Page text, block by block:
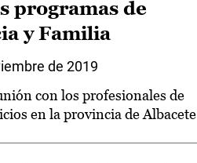
programas de
y Familia
de 2019
con los profesionales de
en la provincia de Albacete